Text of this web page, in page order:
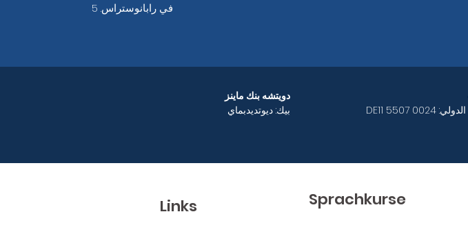
في رابانوستراس. 5
دويتشه بنك ماينز
بيك: ديوتديدبماي
رقم الحساب المصرفي الدولي: DE11 5507 0024
Links Sprachkurse